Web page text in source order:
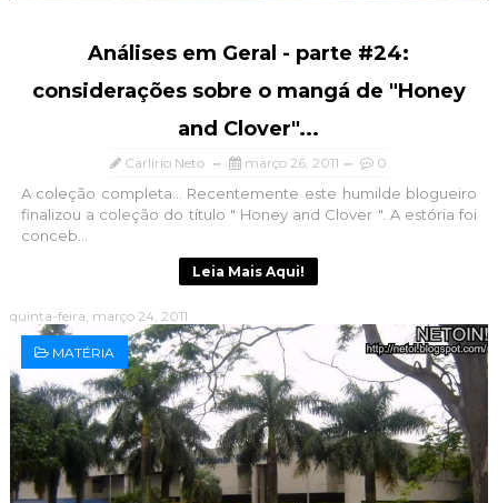
Análises em Geral - parte #24:
considerações sobre o mangá de "Honey
and Clover"...
Carlírio Neto março 26, 2011 0
A coleção completa... Recentemente este humilde blogueiro
finalizou a coleção do título " Honey and Clover ". A estória foi
conceb...
Leia Mais Aqui!
quinta-feira, março 24, 2011
MATÉRIA